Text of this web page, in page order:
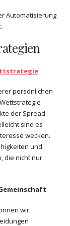
Automatisierung
persönlichen
der Spread-
sind es
wecken.
und
die nicht nur
wir